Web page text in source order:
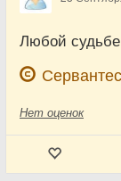
Любой
Нет оценок